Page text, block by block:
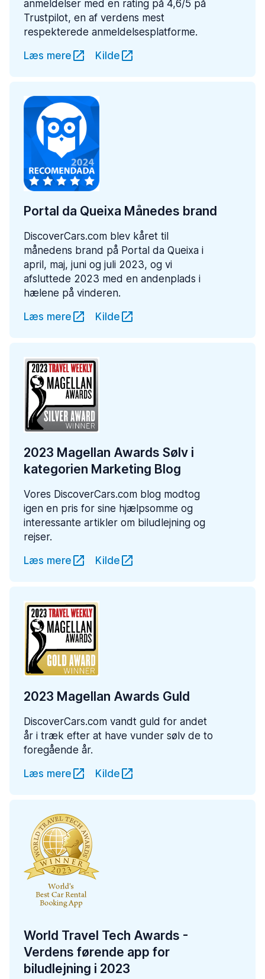
anmeldelser med en rating på 4,6/5 på
Trustpilot, en af verdens mest
respekterede anmeldelsesplatforme.
Læs mere
Kilde
Portal da Queixa Månedes brand
DiscoverCars.com blev kåret til
månedens brand på Portal da Queixa i
april, maj, juni og juli 2023, og vi
afsluttede 2023 med en andenplads i
hælene på vinderen.
Læs mere
Kilde
2023 Magellan Awards Sølv i
kategorien Marketing Blog
Vores DiscoverCars.com blog modtog
igen en pris for sine hjælpsomme og
interessante artikler om biludlejning og
rejser.
Læs mere
Kilde
2023 Magellan Awards Guld
DiscoverCars.com vandt guld for andet
år i træk efter at have vunder sølv de to
foregående år.
Læs mere
Kilde
World Travel Tech Awards -
Verdens førende app for
biludlejning i 2023